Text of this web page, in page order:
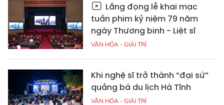
Lắng đọng lễ khai mạc
tuần phim kỷ niệm 79 năm
ngày Thương binh - Liệt sĩ
VĂN HÓA - GIẢI TRÍ
Khi nghệ sĩ trở thành “đại sứ”
quảng bá du lịch Hà Tĩnh
VĂN HÓA - GIẢI TRÍ